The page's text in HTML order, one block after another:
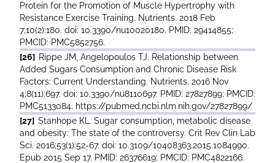
Protein for the Promotion of Muscle Hypertrophy with
Resistance Exercise Training. Nutrients. 2018 Feb
7;10(2):180. doi: 10.3390/nu10020180. PMID: 29414855;
PMCID: PMC5852756.
[26] Rippe JM, Angelopoulos TJ. Relationship between
Added Sugars Consumption and Chronic Disease Risk
Factors: Current Understanding. Nutrients. 2016 Nov
4;8(11):697. doi: 10.3390/nu8110697. PMID: 27827899; PMCID:
PMC5133084. https://pubmed.ncbi.nlm.nih.gov/27827899/
[27] Stanhope KL. Sugar consumption, metabolic disease
and obesity: The state of the controversy. Crit Rev Clin Lab
Sci. 2016;53(1):52-67. doi: 10.3109/10408363.2015.1084990.
Epub 2015 Sep 17. PMID: 26376619; PMCID: PMC4822166.